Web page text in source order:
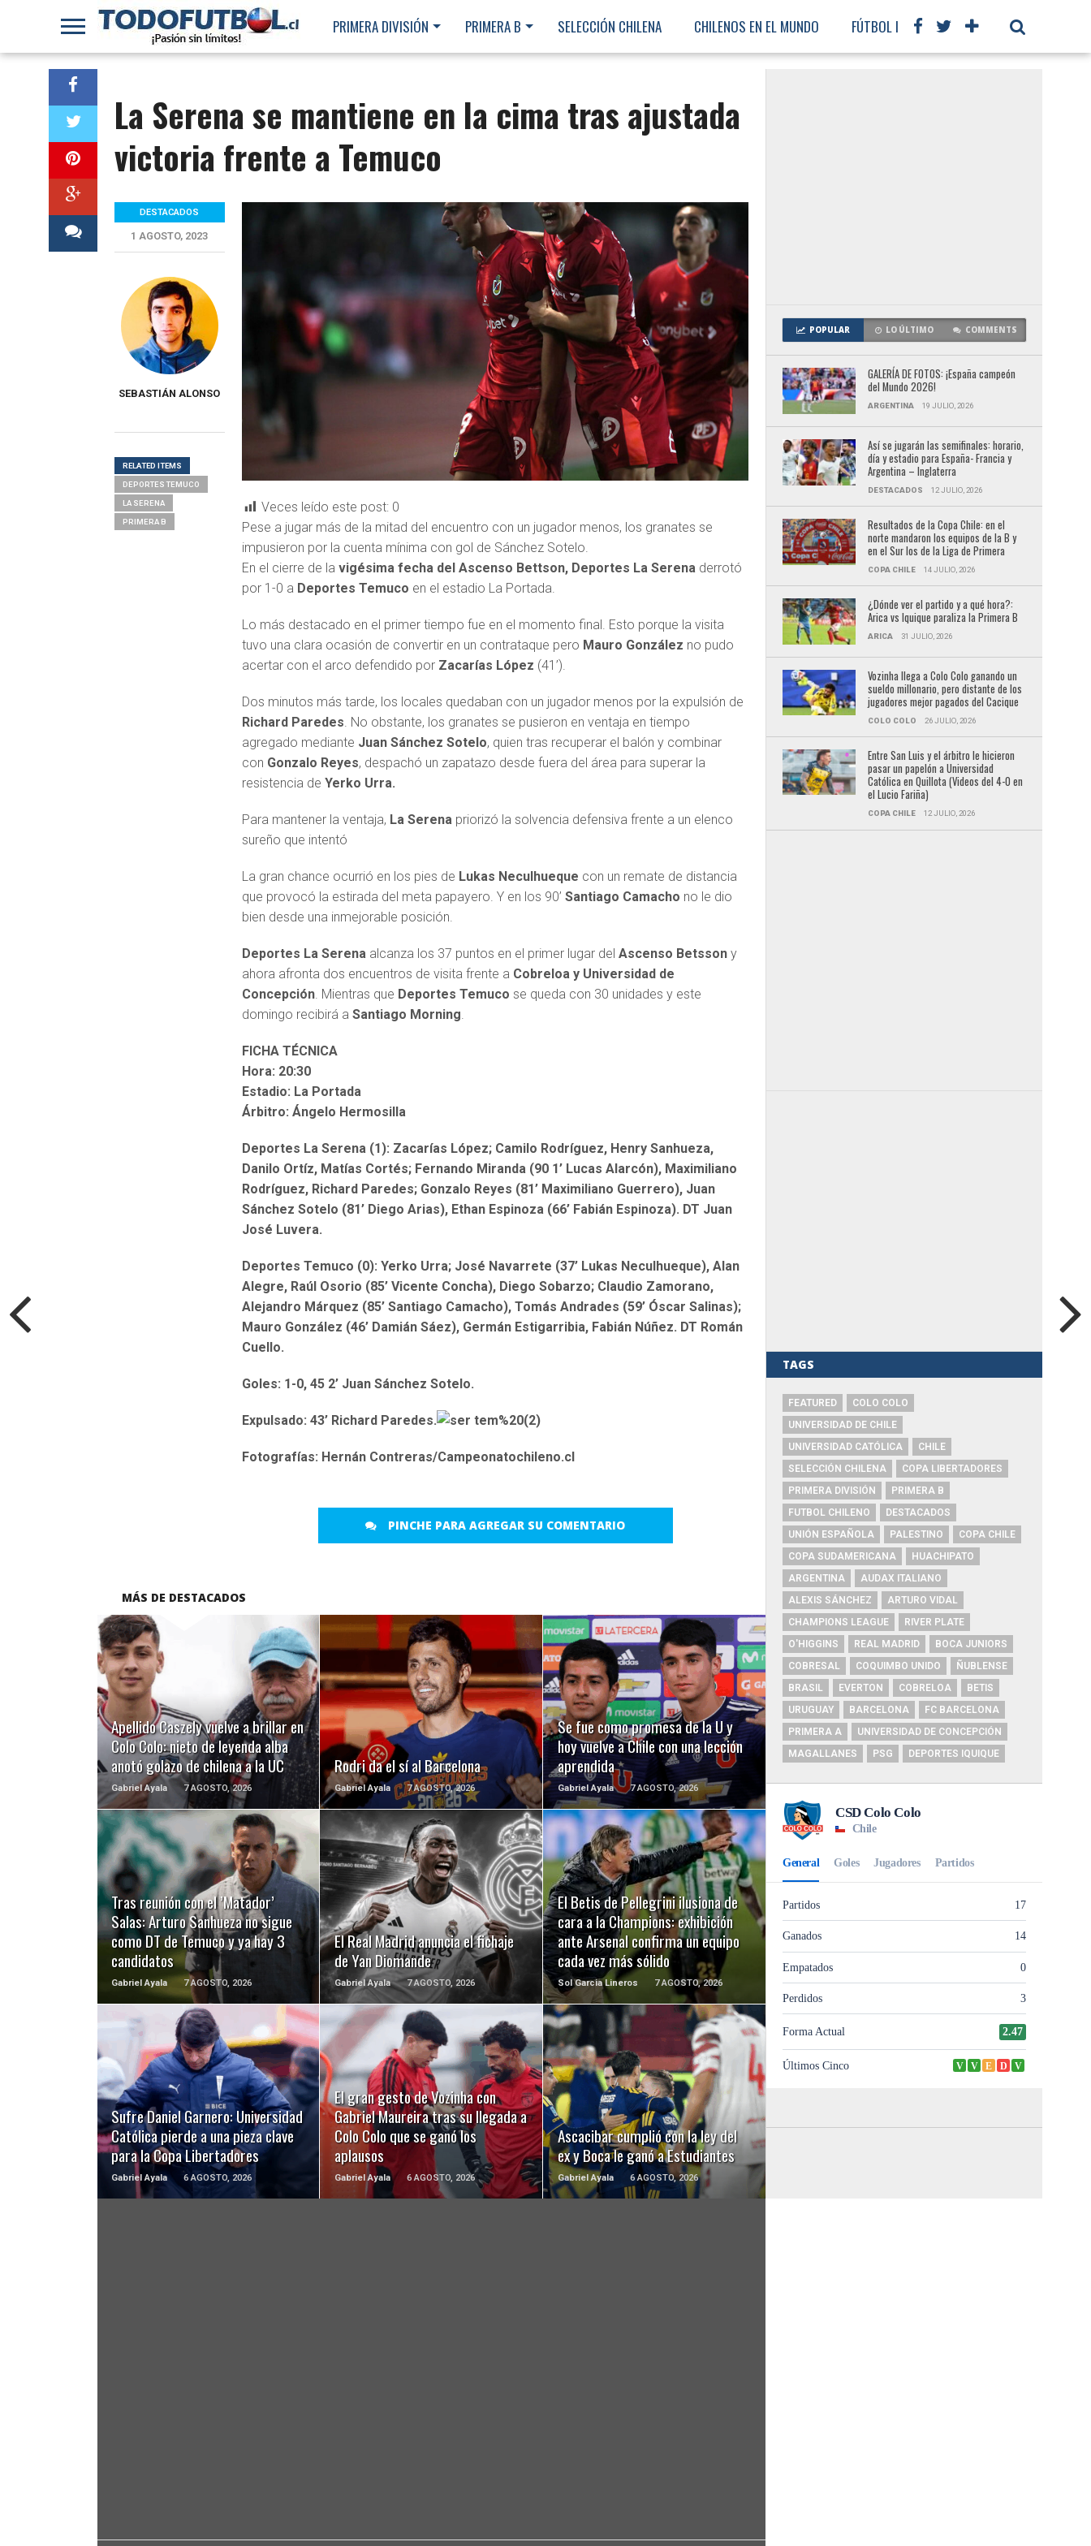
PRIMERA DIVISIÓN PRIMERA B SELECCIÓN CHILENA CHILENOS EN EL MUNDO FÚTBOL INTERNACIONAL
La Serena se mantiene en la cima tras ajustada
victoria frente a Temuco
Veces leído este post: 0
Pese a jugar más de la mitad del encuentro con un jugador menos, los granates se
impusieron por la cuenta mínima con gol de Sánchez Sotelo.
En el cierre de lavigésima fecha del Ascenso Bettson, Deportes La Serena derrotó
por 1-0 a Deportes Temuco en el estadio La Portada.
Lo más destacado en el primer tiempo fue en el momento final. Esto porque la visita
tuvo una clara ocasión de convertir en un contrataque pero Mauro González no pudo
acertar con el arco defendido por Zacarías López (41’).
Dos minutos más tarde, los locales quedaban con un jugador menos por la expulsión de
Richard Paredes. No obstante, los granates se pusieron en ventaja en tiempo
agregado mediante Juan Sánchez Sotelo, quien tras recuperar el balón y combinar
con Gonzalo Reyes, despachó un zapatazo desde fuera del área para superar la
resistencia deYerko Urra.
Para mantener la ventaja, La Serena priorizó la solvencia defensiva frente a un elenco
sureño que intentó
La gran chance ocurrió en los pies de Lukas Neculhueque con un remate de distancia
que provocó la estirada del meta papayero. Y en los 90’Santiago Camacho no le dio
bien desde una inmejorable posición.
Deportes La Serena alcanza los 37 puntos en el primer lugar delAscenso Betsson y
ahora afronta dos encuentros de visita frente a Cobreloa y Universidad de
Concepción. Mientras que Deportes Temuco se queda con 30 unidades y este
domingo recibirá aSantiago Morning.
FICHA TÉCNICA
Hora: 20:30
Estadio: La Portada
Árbitro: Ángelo Hermosilla
Deportes La Serena (1): Zacarías López; Camilo Rodríguez, Henry Sanhueza,
Danilo Ortíz, Matías Cortés; Fernando Miranda (90 1’ Lucas Alarcón), Maximiliano
Rodríguez, Richard Paredes; Gonzalo Reyes (81’ Maximiliano Guerrero), Juan
Sánchez Sotelo (81’ Diego Arias), Ethan Espinoza (66’ Fabián Espinoza). DT Juan
José Luvera.
Deportes Temuco (0): Yerko Urra; José Navarrete (37’ Lukas Neculhueque), Alan
Alegre, Raúl Osorio (85’ Vicente Concha), Diego Sobarzo; Claudio Zamorano,
Alejandro Márquez (85’ Santiago Camacho), Tomás Andrades (59’ Óscar Salinas);
Mauro González (46’ Damián Sáez), Germán Estigarribia, Fabián Núñez. DT Román
Cuello.
Goles: 1-0, 45 2’ Juan Sánchez Sotelo.
Expulsado: 43’ Richard Paredes.
Fotografías: Hernán Contreras/Campeonatochileno.cl
PINCHE PARA AGREGAR SU COMENTARIO
DESTACADOS
1 AGOSTO, 2023
SEBASTIÁN ALONSO
RELATED ITEMS
DEPORTES TEMUCO
LA SERENA
PRIMERA B
MÁS DE DESTACADOS
Apellido Caszely vuelve a brillar en
Colo Colo: nieto de leyenda alba
anotó golazo de chilena a la UC
Gabriel Ayala 7 AGOSTO, 2026
LEER MÁS
Rodri da el sí al Barcelona
Gabriel Ayala 7 AGOSTO, 2026
LEER MÁS
Se fue como promesa de la U y
hoy vuelve a Chile con una lección
aprendida
Gabriel Ayala 7 AGOSTO, 2026
LEER MÁS
Tras reunión con el ’Matador’
Salas: Arturo Sanhueza no sigue
como DT de Temuco y ya hay 3
candidatos
Gabriel Ayala 7 AGOSTO, 2026
LEER MÁS
El Real Madrid anuncia el fichaje
de Yan Diomande
Gabriel Ayala 7 AGOSTO, 2026
LEER MÁS
El Betis de Pellegrini ilusiona de
cara a la Champions: exhibición
ante Arsenal confirma un equipo
cada vez más sólido
Sol Garcia Lineros 7 AGOSTO, 2026
LEER MÁS
Sufre Daniel Garnero: Universidad
Católica pierde a una pieza clave
para la Copa Libertadores
Gabriel Ayala 6 AGOSTO, 2026
LEER MÁS
El gran gesto de Vozinha con
Gabriel Maureira tras su llegada a
Colo Colo que se ganó los
aplausos
Gabriel Ayala 6 AGOSTO, 2026
LEER MÁS
Ascacibar cumplió con la ley del
ex y Boca le ganó a Estudiantes
Gabriel Ayala 6 AGOSTO, 2026
LEER MÁS
POPULAR LO ÚLTIMO COMMENTS
GALERÍA DE FOTOS: ¡España campeón
del Mundo 2026!
ARGENTINA 19 JULIO, 2026
Así se jugarán las semifinales: horario,
día y estadio para España- Francia y
Argentina – Inglaterra
DESTACADOS 12 JULIO, 2026
Resultados de la Copa Chile: en el
norte mandaron los equipos de la B y
en el Sur los de la Liga de Primera
COPA CHILE 14 JULIO, 2026
¿Dónde ver el partido y a qué hora?:
Arica vs Iquique paraliza la Primera B
ARICA 31 JULIO, 2026
Vozinha llega a Colo Colo ganando un
sueldo millonario, pero distante de los
jugadores mejor pagados del Cacique
COLO COLO 26 JULIO, 2026
Entre San Luis y el árbitro le hicieron
pasar un papelón a Universidad
Católica en Quillota (Videos del 4-0 en
el Lucio Fariña)
COPA CHILE 12 JULIO, 2026
TAGS
FEATURED
COLO COLO
UNIVERSIDAD DE CHILE
UNIVERSIDAD CATÓLICA
CHILE
SELECCIÓN CHILENA
COPA LIBERTADORES
PRIMERA DIVISIÓN
PRIMERA B
FUTBOL CHILENO
DESTACADOS
UNIÓN ESPAÑOLA
PALESTINO
COPA CHILE
COPA SUDAMERICANA
HUACHIPATO
ARGENTINA
AUDAX ITALIANO
ALEXIS SÁNCHEZ
ARTURO VIDAL
CHAMPIONS LEAGUE
RIVER PLATE
O'HIGGINS
REAL MADRID
BOCA JUNIORS
COBRESAL
COQUIMBO UNIDO
ÑUBLENSE
BRASIL
EVERTON COBRELOA
BETIS
URUGUAY
BARCELONA
FC BARCELONA
PRIMERA A
UNIVERSIDAD DE CONCEPCIÓN
MAGALLANES
PSG DEPORTES IQUIQUE